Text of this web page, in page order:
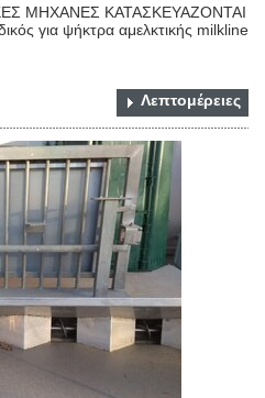
ΜΗΧΑΝΕΣ ΚΑΤΑΣΚΕΥΑΖΟΝΤΑΙ
για ψήκτρα αμελκτικής milkline
Λεπτομέρειες